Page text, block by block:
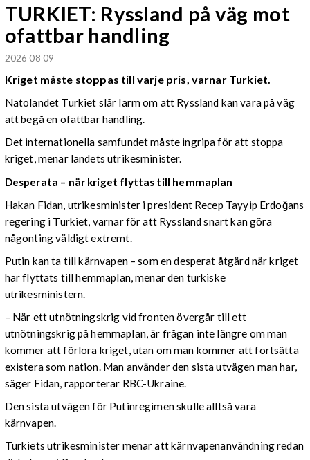
TURKIET: Ryssland på väg mot
ofattbar handling
2026 08 09
Kriget måste stoppas till varje pris, varnar Turkiet.
Natolandet Turkiet slår larm om att Ryssland kan vara på väg
att begå en ofattbar handling.
Det internationella samfundet måste ingripa för att stoppa
kriget, menar landets utrikesminister.
Desperata – när kriget flyttas till hemmaplan
Hakan Fidan, utrikesminister i president Recep Tayyip Erdoğans
regering i Turkiet, varnar för att Ryssland snart kan göra
någonting väldigt extremt.
Putin kan ta till kärnvapen – som en desperat åtgärd när kriget
har flyttats till hemmaplan, menar den turkiske
utrikesministern.
– När ett utnötningskrig vid fronten övergår till ett
utnötningskrig på hemmaplan, är frågan inte längre om man
kommer att förlora kriget, utan om man kommer att fortsätta
existera som nation. Man använder den sista utvägen man har,
säger Fidan, rapporterar RBC-Ukraine.
Den sista utvägen för Putinregimen skulle alltså vara
kärnvapen.
Turkiets utrikesminister menar att kärnvapenanvändning redan